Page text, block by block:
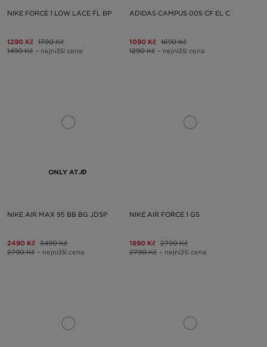
NIKE FORCE 1 LOW LACE FL BP
1290 Kč 1790 Kč
1490 Kč – nejnižší cena
ADIDAS CAMPUS 00S CF EL C
1090 Kč 1690 Kč
1290 Kč – nejnižší cena
ONLY AT
NIKE AIR MAX 95 BB BG JDSP
2490 Kč 3490 Kč
2790 Kč – nejnižší cena
NIKE AIR FORCE 1 GS
1890 Kč 2790 Kč
2790 Kč – nejnižší cena